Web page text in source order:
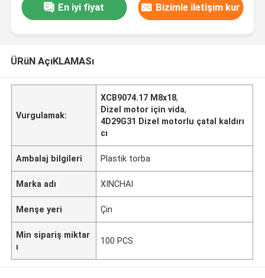
En iyi fiyat Bizimle iletişim kur
ÜRüN AçıKLAMASı
Vurgulamak:
XCB9074.17 M8x18,
Dizel motor için vida,
4D29G31 Dizel motorlu çatal kaldırı
cı
Ambalaj bilgileri Plastik torba
Marka adı XINCHAI
Menşe yeri Çin
Min sipariş miktar
ı
100 PCS